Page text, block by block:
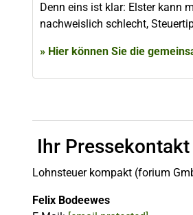
Denn eins ist klar: Elster kann
nachweislich schlecht,
» Hier können Sie die
Ihr Pressekontakt
Lohnsteuer kompakt (forium
Felix Bodeewes